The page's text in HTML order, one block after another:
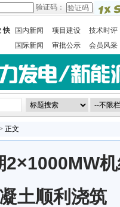
验证码：
快
国内新闻 项目建设
技术时评
国际新闻
审批公示 会员风采
正文
2×1000MW
凝土顺利浇筑